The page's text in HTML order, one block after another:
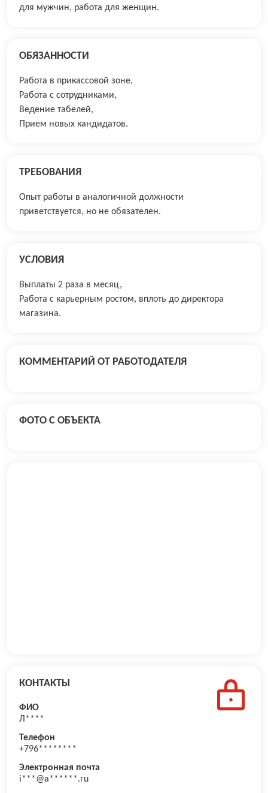
для мужчин, работа для женщин.
ОБЯЗАННОСТИ
Работа в прикассовой зоне,
Работа с сотрудниками,
Ведение табелей,
Прием новых кандидатов.
ТРЕБОВАНИЯ
Опыт работы в аналогичной должности
приветствуется, но не обязателен.
УСЛОВИЯ
Выплаты 2 раза в месяц,
Работа с карьерным ростом, вплоть до директора
магазина.
КОММЕНТАРИЙ ОТ РАБОТОДАТЕЛЯ
ФОТО С ОБЪЕКТА
КОНТАКТЫ
ФИО
Л****
Телефон
+796********
Электронная почта
i***@a******.ru